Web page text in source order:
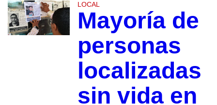
LOCAL
Mayoría de
personas
localizadas
sin vida en